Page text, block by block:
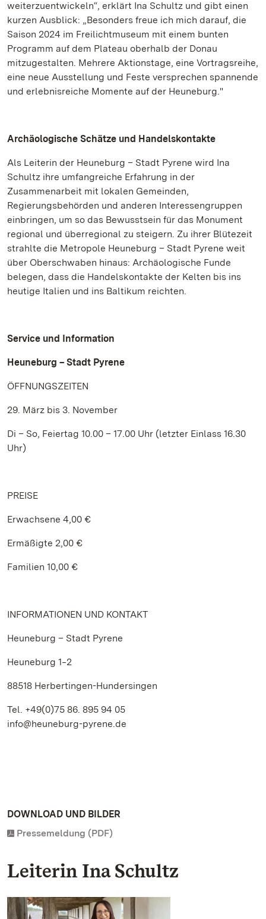
weiterzuentwickeln“, erklärt Ina Schultz und gibt einen
kurzen Ausblick: „Besonders freue ich mich darauf, die
Saison 2024 im Freilichtmuseum mit einem bunten
Programm auf dem Plateau oberhalb der Donau
mitzugestalten. Mehrere Aktionstage, eine Vortragsreihe,
eine neue Ausstellung und Feste versprechen spannende
und erlebnisreiche Momente auf der Heuneburg."
Archäologische Schätze und Handelskontakte
Als Leiterin der Heuneburg – Stadt Pyrene wird Ina
Schultz ihre umfangreiche Erfahrung in der
Zusammenarbeit mit lokalen Gemeinden,
Regierungsbehörden und anderen Interessengruppen
einbringen, um so das Bewusstsein für das Monument
regional und überregional zu steigern. Zu ihrer Blütezeit
strahlte die Metropole Heuneburg – Stadt Pyrene weit
über Oberschwaben hinaus: Archäologische Funde
belegen, dass die Handelskontakte der Kelten bis ins
heutige Italien und ins Baltikum reichten.
Service und Information
Heuneburg – Stadt Pyrene
ÖFFNUNGSZEITEN
29. März bis 3. November
Di – So, Feiertag 10.00 – 17.00 Uhr (letzter Einlass 16.30
Uhr)
PREISE
Erwachsene 4,00 €
Ermäßigte 2,00 €
Familien 10,00 €
INFORMATIONEN UND KONTAKT
Heuneburg – Stadt Pyrene
Heuneburg 1‒2
88518 Herbertingen-Hundersingen
Tel. +49(0)75 86. 895 94 05
info@heuneburg-pyrene.de
DOWNLOAD UND BILDER
Pressemeldung (PDF)
Leiterin Ina Schultz